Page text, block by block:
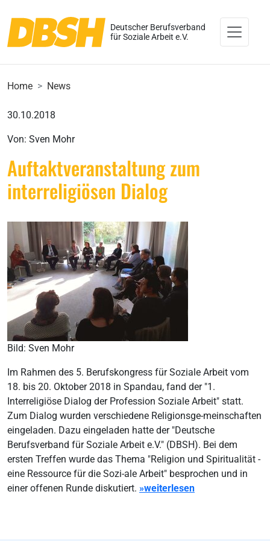
Deutscher Berufsverband
für Soziale Arbeit e.V.
Home News
30.10.2018
Von: Sven Mohr
Auftaktveranstaltung zum
interreligiösen Dialog
Bild: Sven Mohr
Im Rahmen des 5. Berufskongress für Soziale Arbeit vom
18. bis 20. Oktober 2018 in Spandau, fand der "1.
Interreligiöse Dialog der Profession Soziale Arbeit" statt.
Zum Dialog wurden verschiedene Religionsge-meinschaften
eingeladen. Dazu eingeladen hatte der "Deutsche
Berufsverband für Soziale Arbeit e.V." (DBSH). Bei dem
ersten Treffen wurde das Thema "Religion und Spiritualität -
eine Ressource für die Sozi-ale Arbeit" besprochen und in
einer offenen Runde diskutiert. »weiterlesen